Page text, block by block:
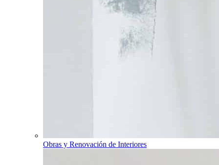
Obras y Renovación de Interiores